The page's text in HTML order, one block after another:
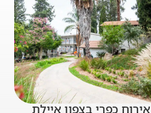
אירוח כפרי בצפון איילת